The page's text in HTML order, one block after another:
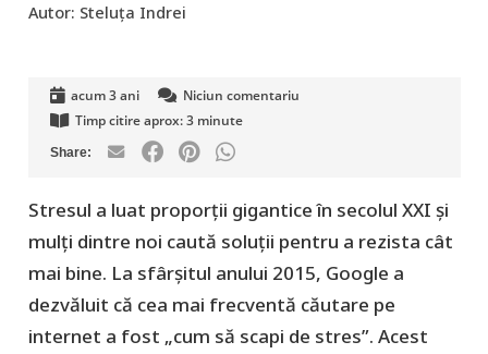
Autor: Steluța Indrei
acum 3 ani
Niciun comentariu
Timp citire aprox: 3 minute
Stresul a luat proporții gigantice în secolul XXI și
mulți dintre noi caută soluții pentru a rezista cât
mai bine. La sfârșitul anului 2015, Google a
dezvăluit că cea mai frecventă căutare pe
internet a fost „cum să scapi de stres”. Acest